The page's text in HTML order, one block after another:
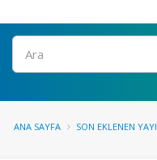
Ara
ANA SAYFA SON EKLENEN